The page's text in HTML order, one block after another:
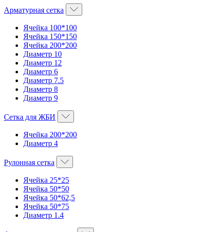
Арматурная сетка
Ячейка 100*100
Ячейка 150*150
Ячейка 200*200
Диаметр 10
Диаметр 12
Диаметр 6
Диаметр 7.5
Диаметр 8
Диаметр 9
Сетка для ЖБИ
Ячейка 200*200
Диаметр 4
Рулонная сетка
Ячейка 25*25
Ячейка 50*50
Ячейка 50*62,5
Ячейка 50*75
Диаметр 1.4